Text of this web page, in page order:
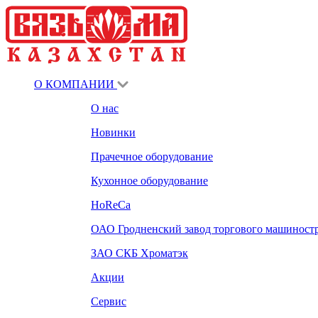
О КОМПАНИИ
О нас
Новинки
Прачечное оборудование
Кухонное оборудование
HoReCa
ОАО Гродненский завод торгового
ЗАО СКБ Хроматэк
Акции
Сервис